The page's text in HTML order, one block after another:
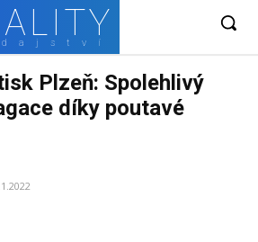
Plzeň: Spolehlivý
díky poutavé